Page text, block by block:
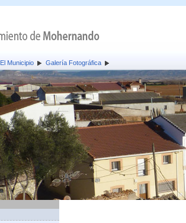
El Municipio Galería Fotográfica